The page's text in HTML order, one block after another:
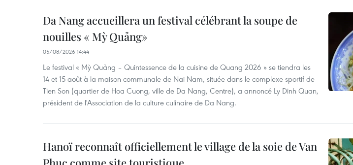
Da Nang accueillera un festival célébrant la soupe de
nouilles « Mỳ Quảng»
05/08/2026 14:44
Le festival « Mỳ Quảng – Quintessence de la cuisine de Quang 2026 » se tiendra les
14 et 15 août à la maison communale de Nai Nam, située dans le complexe sportif de
Tien Son (quartier de Hoa Cuong, ville de Da Nang, Centre), a annoncé Ly Dinh Quan,
président de l'Association de la culture culinaire de Da Nang.
Hanoï reconnaît officiellement le village de la soie de Van